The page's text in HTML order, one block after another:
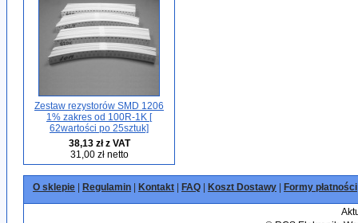
Zestaw rezystorów SMD 1206
1% zakres od 100R-1K [
62wartości po 25sztuk]
38,13 zł z VAT
31,00 zł netto
O sklepie Regulamin Kontakt FAQ Koszt Dostawy Formy płatności